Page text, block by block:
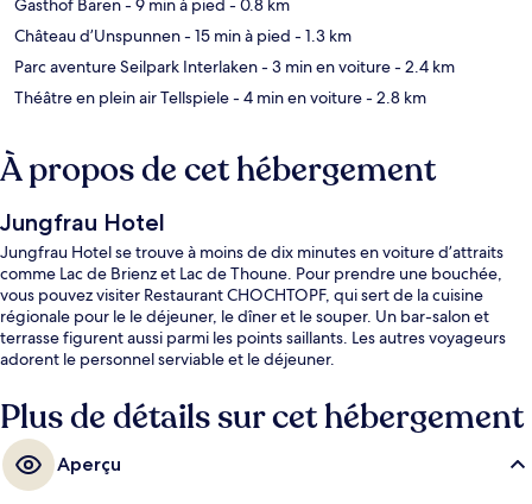
Gasthof Bären- 9 min à pied - 0.8 km
Château d’Unspunnen- 15 min à pied - 1.3 km
Parc aventure Seilpark Interlaken- 3 min en voiture- 2.4 km
Théâtre en plein air Tellspiele- 4 min en voiture- 2.8 km
À propos de cet hébergement
Jungfrau Hotel
Jungfrau Hotel se trouve à moins de dix minutes en voiture d’attraits
comme Lac de Brienz et Lac de Thoune. Pour prendre une bouchée,
vous pouvez visiter Restaurant CHOCHTOPF, qui sert de la cuisine
régionale pour le le déjeuner, le dîner et le souper. Un bar-salon et
terrasse figurent aussi parmi les points saillants. Les autres voyageurs
adorent le personnel serviable et le déjeuner.
Plus de détails sur cet hébergement
Aperçu